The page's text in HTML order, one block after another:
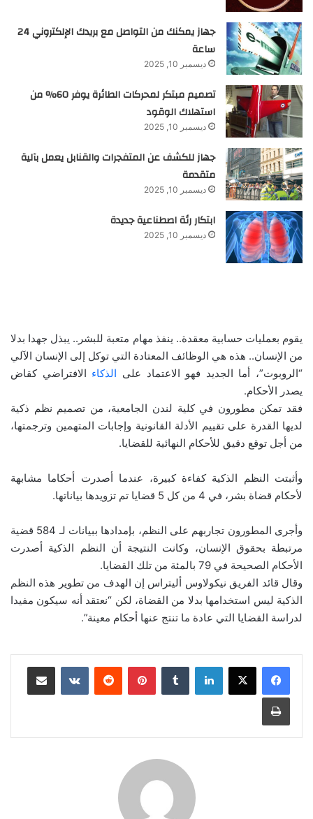
جهاز يمكنك من التواصل مع بريدك الإلكتروني 24
ساعة
ديسمبر 10, 2025
تصميم مبتكر لمحركات الطائرة يوفر 60% من
استهلاك الوقود
ديسمبر 10, 2025
جهاز للكشف عن المتفجرات والقنابل يعمل بآلية
متقدمة
ديسمبر 10, 2025
ابتكار رئة اصطناعية جديدة
ديسمبر 10, 2025
يقوم بعمليات حسابية معقدة.. ينفذ مهام متعبة للبشر.. يبذل جهدا بدلا
من الإنسان.. هذه هي الوظائف المعتادة التي توكل إلى الإنسان الآلي
“الروبوت”، أما الجديد فهو الاعتماد على الذكاء الافتراضي كقاض
يصدر الأحكام.
فقد تمكن مطورون في كلية لندن الجامعية، من تصميم نظم ذكية
لديها القدرة على تقييم الأدلة القانونية وإجابات المتهمين وترجمتها،
من أجل توقع دقيق للأحكام النهائية للقضايا.
وأثبتت النظم الذكية كفاءة كبيرة، عندما أصدرت أحكاما مشابهة
لأحكام قضاة بشر، في 4 من كل 5 قضايا تم تزويدها بياناتها.
وأجرى المطورون تجاربهم على النظم، بإمدادها ببيانات لـ 584 قضية
مرتبطة بحقوق الإنسان، وكانت النتيجة أن النظم الذكية أصدرت
الأحكام الصحيحة في 79 بالمئة من تلك القضايا.
وقال قائد الفريق نيكولاوس أليتراس إن الهدف من تطوير هذه النظم
الذكية ليس استخدامها بدلا من القضاة، لكن “نعتقد أنه سيكون مفيدا
لدراسة القضايا التي عادة ما تنتج عنها أحكام معينة”.
لينكدإن بينتيريست